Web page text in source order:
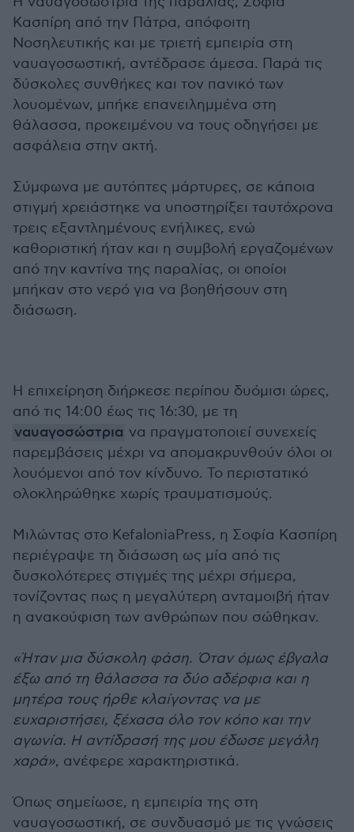
Κασπίρη από την Πάτρα, απόφοιτη
Νοσηλευτικής και με τριετή εμπειρία στη
ναυαγοσωστική, αντέδρασε άμεσα. Παρά τις
δύσκολες συνθήκες και τον πανικό των
λουομένων, μπήκε επανειλημμένα στη
θάλασσα, προκειμένου να τους οδηγήσει με
ασφάλεια στην ακτή.
Σύμφωνα με αυτόπτες μάρτυρες, σε κάποια
στιγμή χρειάστηκε να υποστηρίξει ταυτόχρονα
τρεις εξαντλημένους ενήλικες, ενώ
καθοριστική ήταν και η συμβολή εργαζομένων
από την καντίνα της παραλίας, οι οποίοι
μπήκαν στο νερό για να βοηθήσουν στη
διάσωση.
Η επιχείρηση διήρκεσε περίπου δυόμισι ώρες,
από τις 14:00 έως τις 16:30, με τη
ναυαγοσώστρια να πραγματοποιεί συνεχείς
παρεμβάσεις μέχρι να απομακρυνθούν όλοι οι
λουόμενοι από τον κίνδυνο. Το περιστατικό
ολοκληρώθηκε χωρίς τραυματισμούς.
Μιλώντας στο KefaloniaPress, η Σοφία Κασπίρη
περιέγραψε τη διάσωση ως μία από τις
δυσκολότερες στιγμές της μέχρι σήμερα,
τονίζοντας πως η μεγαλύτερη ανταμοιβή ήταν
η ανακούφιση των ανθρώπων που σώθηκαν.
«Ήταν μια δύσκολη φάση. Όταν όμως έβγαλα
έξω από τη θάλασσα τα δύο αδέρφια και η
μητέρα τους ήρθε κλαίγοντας να με
ευχαριστήσει, ξέχασα όλο τον κόπο και την
αγωνία. Η αντίδρασή της μου έδωσε μεγάλη
χαρά», ανέφερε χαρακτηριστικά.
Όπως σημείωσε, η εμπειρία της στη
ναυαγοσωστική, σε συνδυασμό με τις γνώσεις